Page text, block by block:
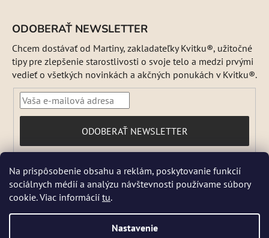
Na prispôsobenie obsahu a reklám, poskytovanie funkcií
sociálnych médií a analýzu návštevnosti používame súbory
cookie. Viac informácií tu.
Nastavenie
DŇA 5 a 6 AUGUSTA NEBUDEME ODOSIELAŤ ŽIADNE ZÁSIELKY. ☀️
Letná prevádzka: Počas horúcich dní chránime kvalitu našich výrobkov,
Niektoré produkty sú počas leta dočasne nedostupné, pretože by sa
ODOBERAŤ NEWSLETTER
Chcem dostávať od Martiny, zakladateľky Kvitku®, užitočné
tipy pre zlepšenie starostlivosti o svoje telo a medzi prvými
vedieť o všetkých novinkách a akčných ponukách v Kvitku®.
PRIHLÁSIŤ
SA
ODOBERAŤ NEWSLETTER
podmienkami ochrany osobných údajov